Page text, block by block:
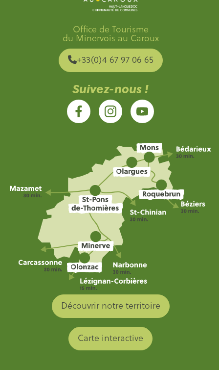
Office de Tourisme
du Minervois au Caroux
+33(0)4 67 97 06 65
Suivez-nous !
Découvrir notre territoire
Carte interactive